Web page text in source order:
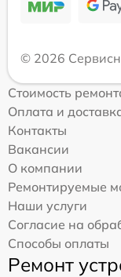
© 2026
Стоимость
Оплата и
Контакты
Вакансии
О компании
Ремонтируемые
Наши услуги
Согласие на
Способы оплаты
Ремонт